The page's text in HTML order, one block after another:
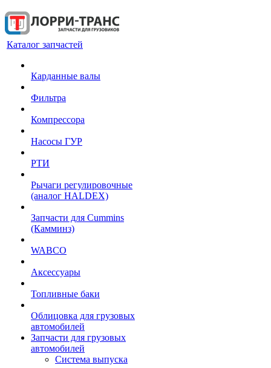
Каталог запчастей
Карданные валы
Фильтра
Компрессора
Насосы ГУР
РТИ
Рычаги регулировочные
(аналог HALDEX)
Запчасти для Cummins
(Камминз)
WABCO
Аксессуары
Топливные баки
Облицовка для грузовых
автомобилей
Запчасти для грузовых
автомобилей
Система выпуска